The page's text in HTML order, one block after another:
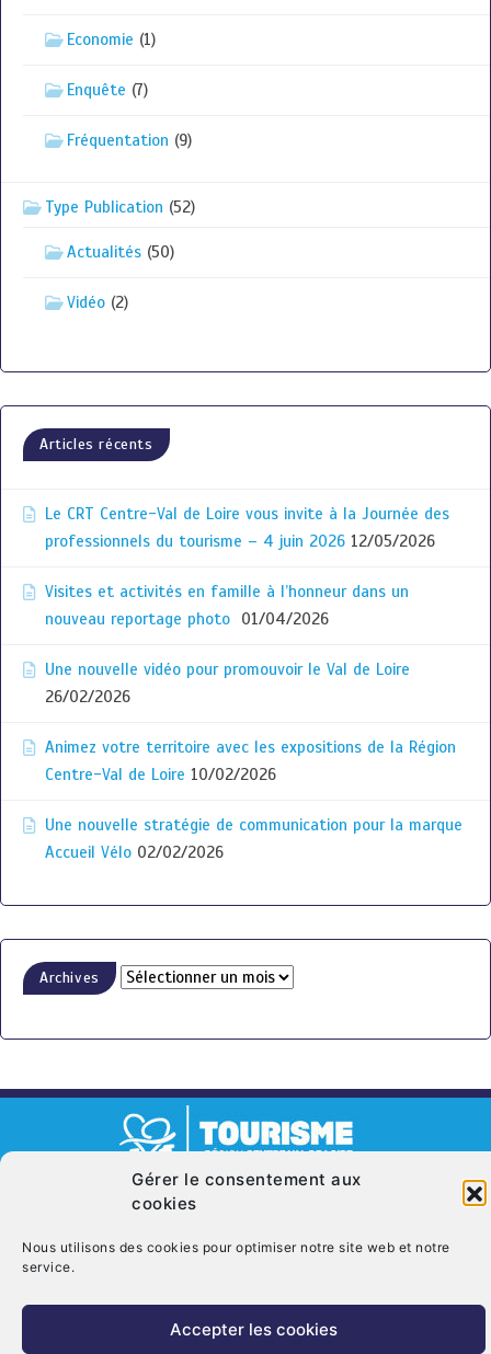
Gérer le consentement aux
cookies
Nous utilisons des cookies pour optimiser notre site web et notre
service.
Accepter les cookies
Economie (1)
Enquête (7)
Fréquentation (9)
Type Publication (52)
Actualités (50)
Vidéo (2)
Articles récents
Le CRT Centre-Val de Loire vous invite à la Journée des
professionnels du tourisme – 4 juin 2026 12/05/2026
Visites et activités en famille à l’honneur dans un
nouveau reportage photo
01/04/2026
Une nouvelle vidéo pour promouvoir le Val de Loire
26/02/2026
Animez votre territoire avec les expositions de la Région
Centre-Val de Loire 10/02/2026
Une nouvelle stratégie de communication pour la marque
Accueil Vélo 02/02/2026
Archives
© Copyright 2026. CRT Centre-Val De Loire
Nous contacter